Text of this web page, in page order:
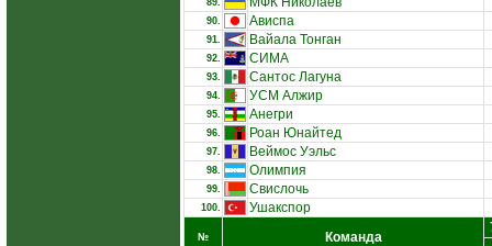
89.
90. Ависпа
91. Вайала Тонган
92. СИМА
93. Сантос Лагуна
94. УСМ Алжир
95. Анегри
96. Роан Юнайтед
97. Веймос Уэльс
98. Олимпия
99. Свислочь
100. Ушакспор
№ Команда